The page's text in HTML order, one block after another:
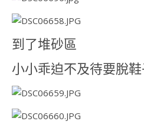
到了堆砂區
小小乖迫不及待要脫